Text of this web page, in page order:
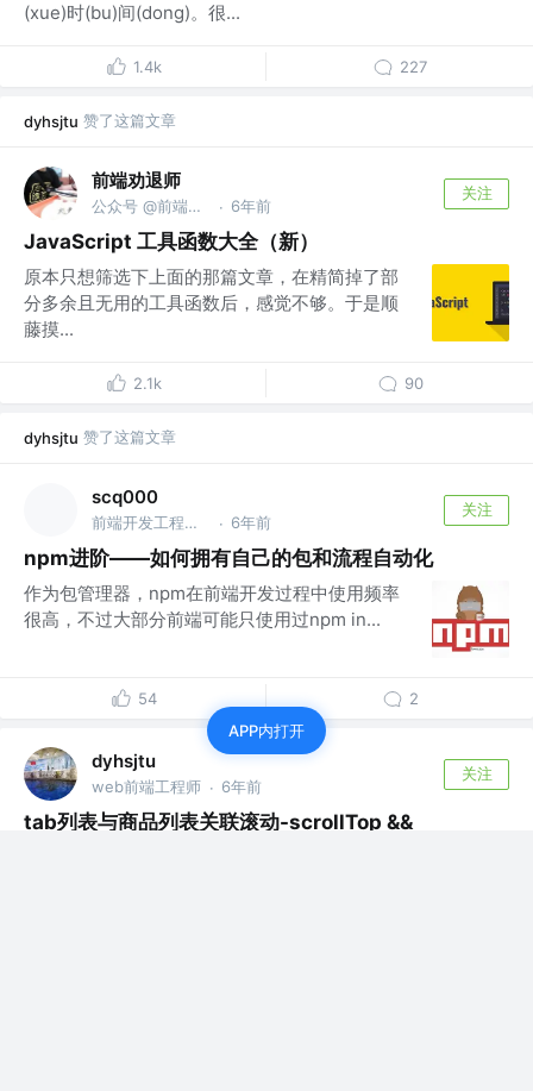
(xue)时(bu)间(dong)。很...
1.4k 227
dyhsjtu 赞了这篇文章
前端劝退师
公众号 @前端劝退师 · 6年前
关注
JavaScript 工具函数大全（新）
原本只想筛选下上面的那篇文章，在精简掉了部
分多余且无用的工具函数后，感觉不够。于是顺
藤摸...
2.1k 90
dyhsjtu 赞了这篇文章
scq000
前端开发工程师 @字节跳动 · 6年前
关注
npm进阶——如何拥有自己的包和流程自动化
作为包管理器，npm在前端开发过程中使用频率
很高，不过大部分前端可能只使用过npm in...
54 2
dyhsjtu
web前端工程师 · 6年前
关注
tab列表与商品列表关联滚动-scrollTop &&
APP内打开